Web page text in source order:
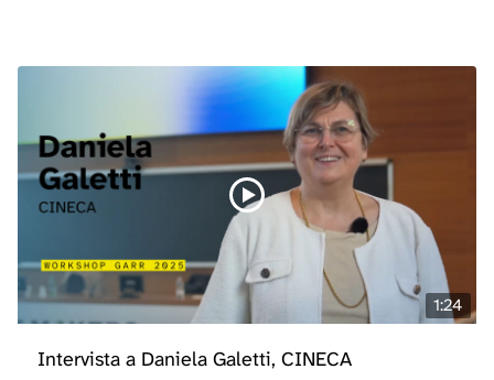
1:24
Intervista a Daniela Galetti, CINECA